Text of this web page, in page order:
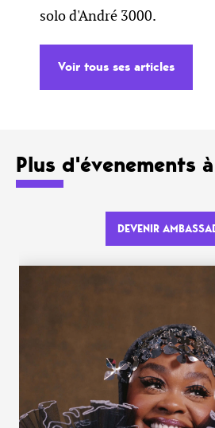
solo d'André 3000.
Voir tous ses articles
Plus d'évenements
DEVENIR